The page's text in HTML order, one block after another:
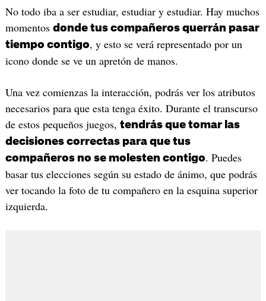
No todo iba a ser estudiar, estudiar y estudiar. Hay muchos
momentos donde tus compañeros querrán pasar
tiempo contigo, y esto se verá representado por un
icono donde se ve un apretón de manos.
Una vez comienzas la interacción, podrás ver los atributos
necesarios para que esta tenga éxito. Durante el transcurso
de estos pequeños juegos, tendrás que tomar las
decisiones correctas para que tus
compañeros no se molesten contigo. Puedes
basar tus elecciones según su estado de ánimo, que podrás
ver tocando la foto de tu compañero en la esquina superior
izquierda.